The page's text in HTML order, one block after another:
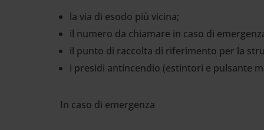
la via di esodo più vicina;
il numero da chiamare in caso di
il punto di raccolta di riferimento per la
i presidi antincendio (estintori e pulsante
In caso di emergenza